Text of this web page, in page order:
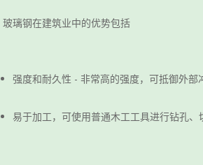
玻璃钢在建筑业中的优势包括
强度和耐久性 - 非常高的强度，可抵御外部
易于加工，可使用普通木工工具进行钻孔